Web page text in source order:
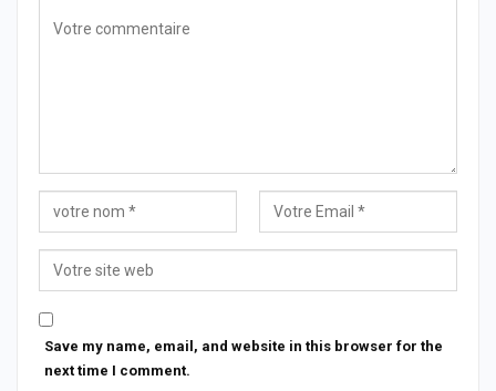
Save my name, email, and website in this browser for the
next time I comment.